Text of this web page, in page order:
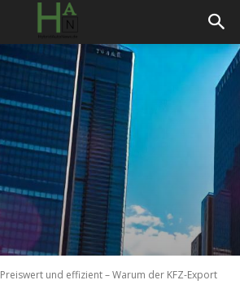
Preiswert und effizient – Warum der KFZ-Export